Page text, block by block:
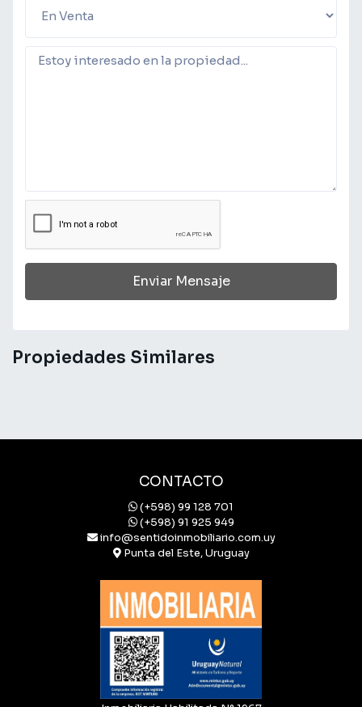
Enviar Mensaje
Propiedades Similares
CONTACTO
(+598) 99 128 701
(+598) 91 925 949
info@sentidoinmobiliario.com.uy
Punta del Este, Uruguay